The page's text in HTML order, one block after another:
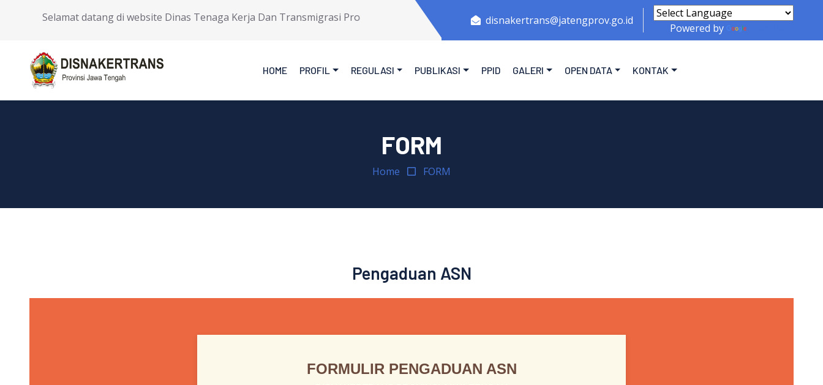
Selamat datang di website Dinas Tenaga Kerja Dan Transmigrasi Provinsi Jawa Tengah. disnakertrans@jatengprov.go.id
Powered by
HOME PROFIL REGULASI PUBLIKASI PPID GALERI OPEN DATA KONTAK
FORM
Home FORM
Pengaduan ASN